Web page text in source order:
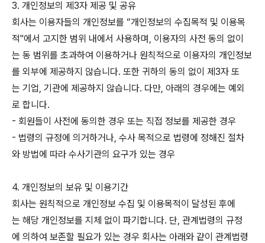
3. 개인정보의 제3자 제공 및 공유
회사는 이용자들의 개인정보를 “개인정보의 수집목적 및 이용목
적"에서 고지한 범위 내에서 사용하며, 이용자의 사전 동의 없이
는 동 범위를 초과하여 이용하거나 원칙적으로 이용자의 개인정보
를 외부에 제공하지 않습니다. 또한 귀하의 동의 없이 제3자 또
는 기업, 기관에 제공하지 않습니다. 다만, 아래의 경우에는 예외
로 합니다.
- 회원들이 사전에 동의한 경우 또는 직접 정보를 제공한 경우
- 법령의 규정에 의거하거나, 수사 목적으로 법령에 정해진 절차
와 방법에 따라 수사기관의 요구가 있는 경우
4. 개인정보의 보유 및 이용기간
회사는 원칙적으로 개인정보 수집 및 이용목적이 달성된 후에
는 해당 개인정보를 지체 없이 파기합니다. 단, 관계법령의 규정
에 의하여 보존할 필요가 있는 경우 회사는 아래와 같이 관계법령